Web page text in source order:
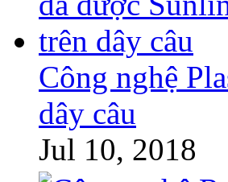
Công nghệ
dây câu
Jul 10, 2018